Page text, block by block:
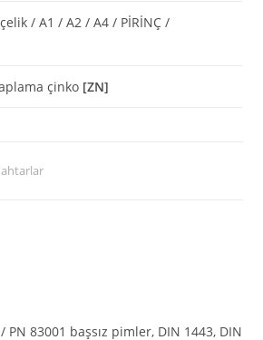
/ A1 / A2 / A4 / PİRİNÇ /
çinko [ZN]
PN 83001 başsız pimler, DIN 1443, DIN